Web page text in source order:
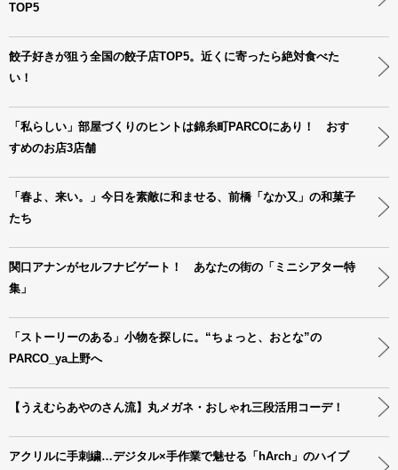
TOP5
餃子好きが狙う全国の餃子店TOP5。近くに寄ったら絶対食べた
い！
「私らしい」部屋づくりのヒントは錦糸町PARCOにあり！ おす
すめのお店3店舗
「春よ、来い。」今日を素敵に和ませる、前橋「なか又」の和菓子
たち
関口アナンがセルフナビゲート！ あなたの街の「ミニシアター特
集」
「ストーリーのある」小物を探しに。“ちょっと、おとな”の
PARCO_ya上野へ
【うえむらあやのさん流】丸メガネ・おしゃれ三段活用コーデ！
アクリルに手刺繍…デジタル×手作業で魅せる「hArch」のハイブ